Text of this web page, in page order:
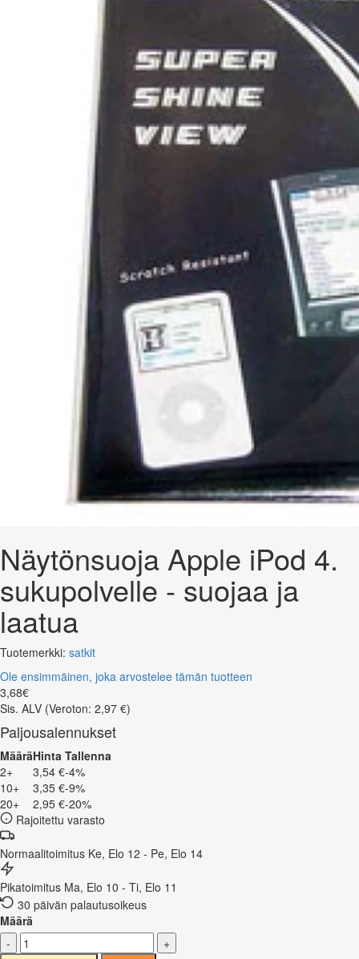
Näytönsuoja Apple iPod 4.
sukupolvelle - suojaa ja
laatua
Tuotemerkki: satkit
Ole ensimmäinen, joka arvostelee tämän tuotteen
3,68€
Sis. ALV (Veroton: 2,97 €)
Paljousalennukset
MääräHinta Tallenna
2+
3,54 €-4%
10+
3,35 €-9%
20+
2,95 €-20%
Rajoitettu varasto
Normaalitoimitus Ke, Elo 12 - Pe, Elo 14
Pikatoimitus Ma, Elo 10 - Ti, Elo 11
30 päivän palautusoikeus
Määrä
-
+